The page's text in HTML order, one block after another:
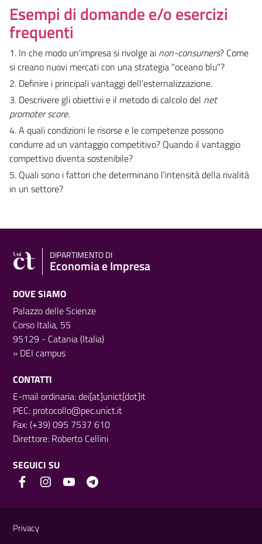
Esempi di domande e/o esercizi
frequenti
1. In che modo un'impresa si rivolge ai non-consumers? Come
si creano nuovi mercati con una strategia "oceano blu"?
2. Definire i principali vantaggi dell'esternalizzazione.
3. Descrivere gli obiettivi e il metodo di calcolo del net
promoter score.
4. A quali condizioni le risorse e le competenze possono
condurre ad un vantaggio competitivo? Quando il vantaggio
compettivo diventa sostenibile?
5. Quali sono i fattori che determinano l'intensità della rivalità
in un settore?
DIPARTIMENTO DI
Economia e Impresa
DOVE SIAMO
Palazzo delle Scienze
Corso Italia, 55
95129 - Catania (Italia)
» DEI campus
CONTATTI
E-mail ordinaria: dei[at]unict[dot]it
PEC: protocollo@pec.unict.it
Fax: (+39) 095 7537 610
Direttore: Roberto Cellini
SEGUICI SU
Privacy